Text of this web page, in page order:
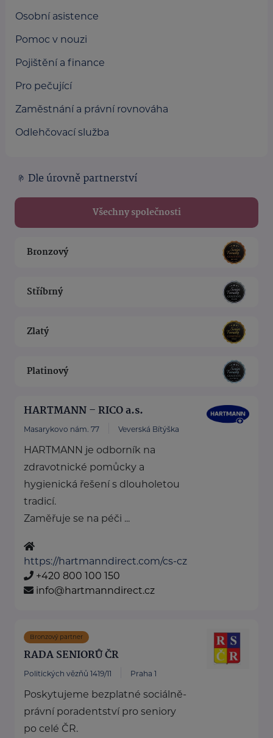
Osobní asistence
Pomoc v nouzi
Pojištění a finance
Pro pečující
Zaměstnání a právní rovnováha
Odlehčovací služba
Dle úrovně partnerství
Všechny společnosti
Bronzový
Stříbrný
Zlatý
Platinový
HARTMANN – RICO a.s.
Masarykovo nám. 77 Veverská Bítýška
HARTMANN je odborník na
zdravotnické pomůcky a
hygienická řešení s dlouholetou
tradicí.
Zaměřuje se na péči ...
https://hartmanndirect.com/cs-cz
+420 800 100 150
info@hartmanndirect.cz
Bronzový partner
RADA SENIORŮ ČR
Politických vězňů 1419/11 Praha 1
Poskytujeme bezplatné sociálně-
právní poradentství pro seniory
po celé ČR.